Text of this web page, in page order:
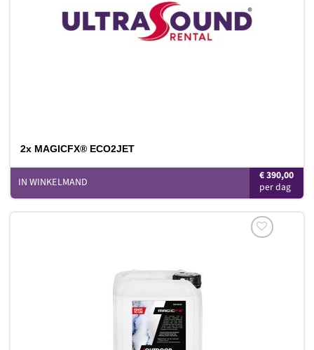
2x MAGICFX® ECO2JET
€390,00
IN WINKELMAND